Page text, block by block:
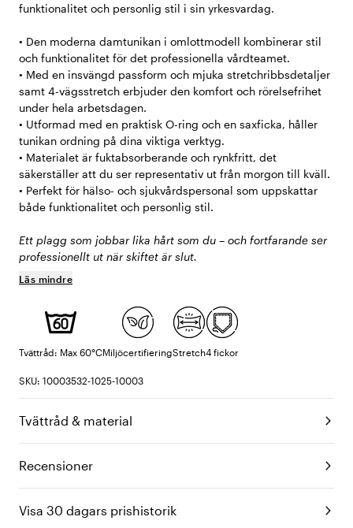
funktionalitet och personlig stil i sin yrkesvardag.
• Den moderna damtunikan i omlottmodell kombinerar stil
och funktionalitet för det professionella vårdteamet.
• Med en insvängd passform och mjuka stretchribbsdetaljer
samt 4-vägsstretch erbjuder den komfort och rörelsefrihet
under hela arbetsdagen.
• Utformad med en praktisk O-ring och en saxficka, håller
tunikan ordning på dina viktiga verktyg.
• Materialet är fuktabsorberande och rynkfritt, det
säkerställer att du ser representativ ut från morgon till kväll.
• Perfekt för hälso- och sjukvårdspersonal som uppskattar
både funktionalitet och personlig stil.
Ett plagg som jobbar lika hårt som du – och fortfarande ser
professionellt ut när skiftet är slut.
Läs mindre
Tvättråd: Max 60°CMiljöcertifieringStretch4 fickor
SKU: 10003532-1025-10003
Tvättråd & material
Recensioner
Visa 30 dagars prishistorik